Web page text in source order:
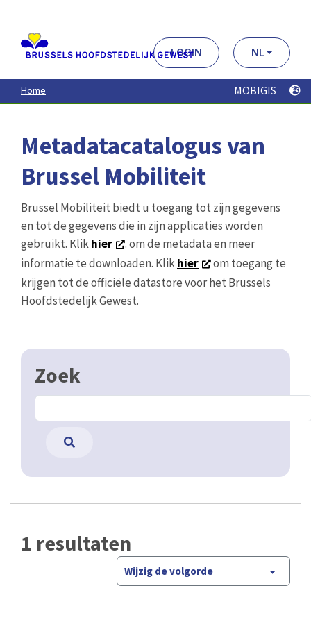
contenu
principal
LOGIN NL
Home MOBIGIS
Metadatacatalogus van
Brussel Mobiliteit
Brussel Mobiliteit biedt u toegang tot zijn gegevens
en tot de gegevens die in zijn applicaties worden
gebruikt. Klikhier
. om de metadata en meer
informatie te downloaden. Klikhier
om toegang te
krijgen tot de officiële datastore voor het Brussels
Hoofdstedelijk Gewest.
Zoek
1 resultaten
Wijzig de volgorde